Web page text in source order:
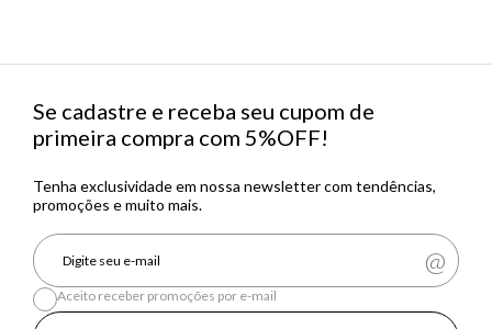
Se cadastre e receba seu cupom de
primeira compra com 5%OFF!
Tenha exclusividade em nossa newsletter com tendências,
promoções e muito mais.
Aceito receber promoções por e-mail